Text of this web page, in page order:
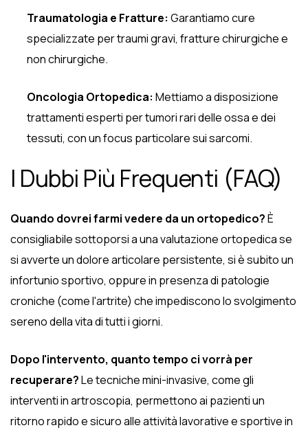
Traumatologia e Fratture: Garantiamo cure
specializzate per traumi gravi, fratture chirurgiche e
non chirurgiche.
Oncologia Ortopedica: Mettiamo a disposizione
trattamenti esperti per tumori rari delle ossa e dei
tessuti, con un focus particolare sui sarcomi.
I Dubbi Più Frequenti (FAQ)
Quando dovrei farmi vedere da un ortopedico?È
consigliabile sottoporsi a una valutazione ortopedica se
si avverte un dolore articolare persistente, si è subito un
infortunio sportivo, oppure in presenza di patologie
croniche (come l'artrite) che impediscono lo svolgimento
sereno della vita di tutti i giorni.
Dopo l'intervento, quanto tempo ci vorrà per
recuperare?Le tecniche mini-invasive, come gli
interventi in artroscopia, permettono ai pazienti un
ritorno rapido e sicuro alle attività lavorative e sportive in